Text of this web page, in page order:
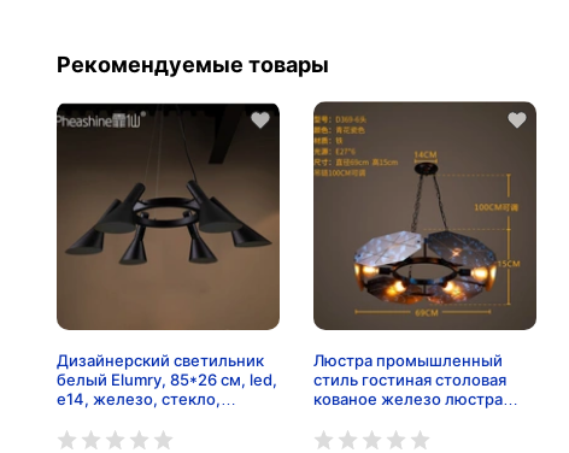
Рекомендуемые товары
Дизайнерский светильник
белый Elumry, 85*26 см, led,
e14, железо, стекло,
Люстра промышленный
стиль гостиная столовая
кованое железо люстра
кибер кафе бейс зал